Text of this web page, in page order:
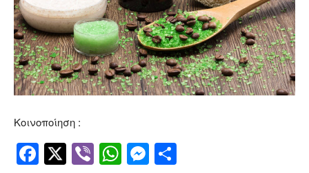
Κοινοποίηση :
Facebook
Twitter
ViberWhatsApp
Messenger